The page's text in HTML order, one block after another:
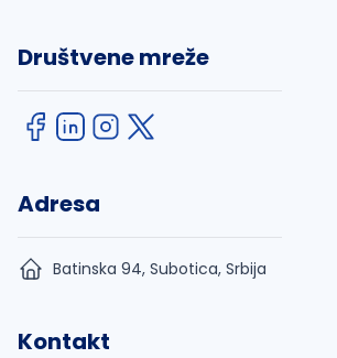
Društvene mreže
Adresa
Batinska 94, Subotica, Srbija
Kontakt